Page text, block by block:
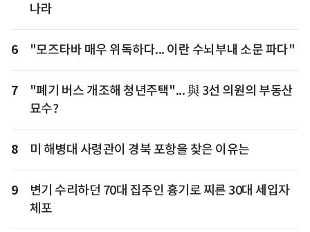
나라
6 "모즈타바 매우 위독하다... 이란 수뇌부내 소문 파다"
7
"폐기 버스 개조해 청년주택"... 與 3선 의원의 부동산
묘수?
8 미 해병대 사령관이 경북 포항을 찾은 이유는
9
변기 수리하던 70대 집주인 흉기로 찌른 30대 세입자
체포